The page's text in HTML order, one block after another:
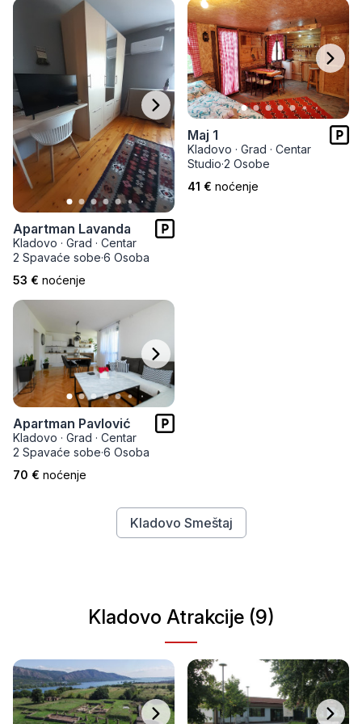
Apartman Lavanda
Kladovo · Grad · Centar
2 Spavaće sobe·6 Osoba
53 € noćenje
Maj 1
Kladovo · Grad · Centar
Studio·2 Osobe
41 € noćenje
Apartman Pavlović
Kladovo · Grad · Centar
2 Spavaće sobe·6 Osoba
70 € noćenje
Kladovo Smeštaj
Kladovo Atrakcije (9)